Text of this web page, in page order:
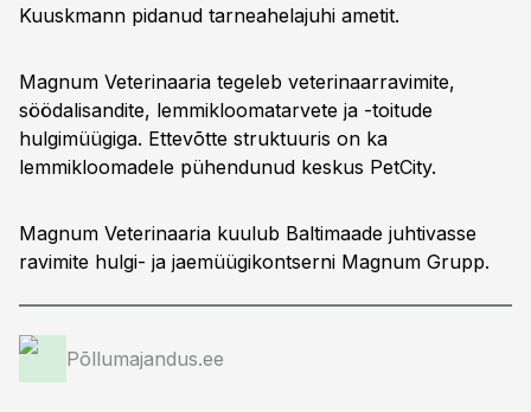
Kuuskmann pidanud tarneahelajuhi ametit.
Magnum Veterinaaria tegeleb veterinaarravimite,
söödalisandite, lemmikloomatarvete ja -toitude
hulgimüügiga. Ettevõtte struktuuris on ka
lemmikloomadele pühendunud keskus PetCity.
Magnum Veterinaaria kuulub Baltimaade juhtivasse
ravimite hulgi- ja jaemüügikontserni Magnum Grupp.
Põllumajandus.ee